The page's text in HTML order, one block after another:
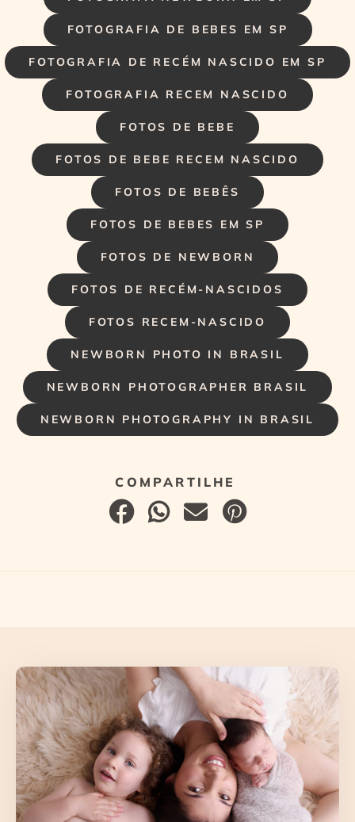
FOTOGRAFIA DE BEBES EM SP
FOTOGRAFIA DE RECÉM NASCIDO EM SP
FOTOGRAFIA RECEM NASCIDO
FOTOS DE BEBE
FOTOS DE BEBE RECEM NASCIDO
FOTOS DE BEBÊS
FOTOS DE BEBES EM SP
FOTOS DE NEWBORN
FOTOS DE RECÉM-NASCIDOS
FOTOS RECEM-NASCIDO
NEWBORN PHOTO IN BRASIL
NEWBORN PHOTOGRAPHER BRASIL
NEWBORN PHOTOGRAPHY IN BRASIL